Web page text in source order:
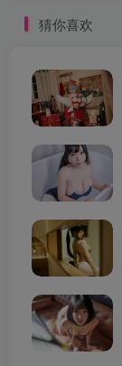
猜你喜欢